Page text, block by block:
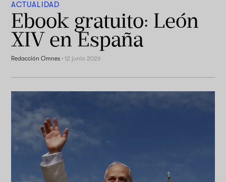
ACTUALIDAD
Ebook gratuito: León
XIV en España
Redacción Omnes ·12 junio 2026